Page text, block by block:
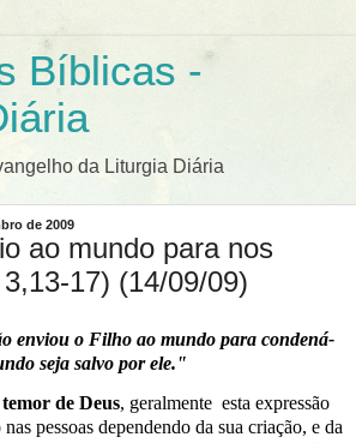
Bíblicas -
da Liturgia Diária
de 2009
ao mundo para nos
17) (14/09/09)
enviou o Filho ao mundo para condená-
seja salvo por ele."
temor de Deus, geralmente esta expressão
pessoas dependendo da sua criação, e da